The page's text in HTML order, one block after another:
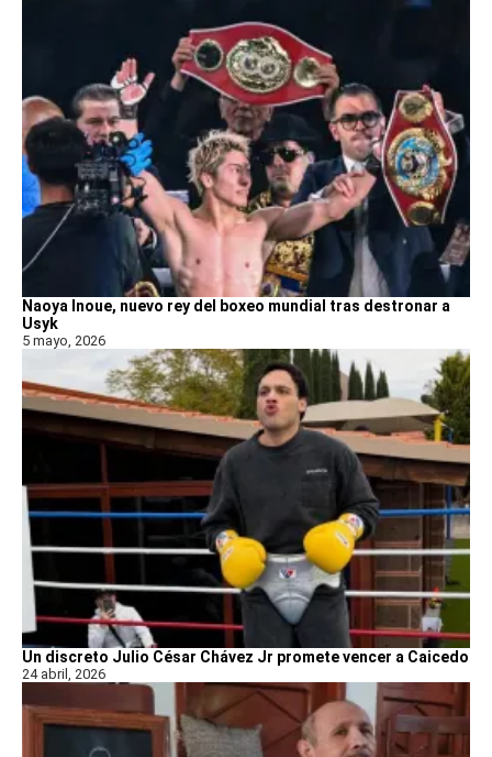
Naoya Inoue, nuevo rey del boxeo mundial tras destronar a
Usyk
5 mayo, 2026
Un discreto Julio César Chávez Jr promete vencer a Caicedo
24 abril, 2026